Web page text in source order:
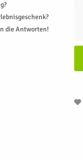
die Antworten!